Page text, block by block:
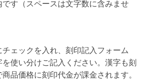
す（スペースは文字数に含みませ
ェックを入れ、刻印記入フォーム
使い分けご記入ください。漢字も刻
品価格に刻印代金が課金されます。